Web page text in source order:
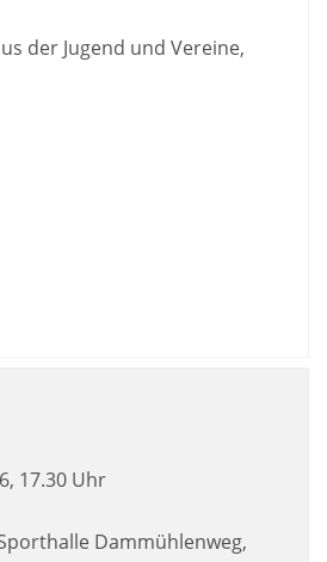
der Jugend und Vereine,
17.30 Uhr
Dammühlenweg,